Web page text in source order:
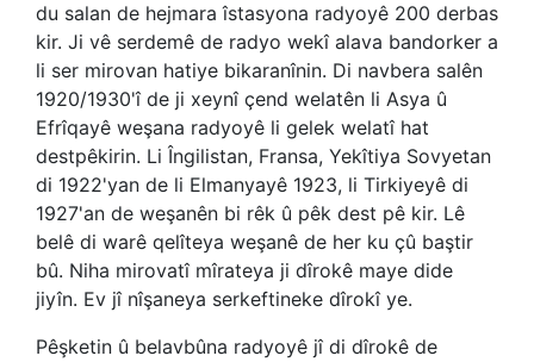
du salan de hejmara îstasyona radyoyê 200 derbas
kir. Ji vê serdemê de radyo wekî alava bandorker a
li ser mirovan hatiye bikaranînin. Di navbera salên
1920/1930'î de ji xeynî çend welatên li Asya û
Efrîqayê weşana radyoyê li gelek welatî hat
destpêkirin. Li Îngilistan, Fransa, Yekîtiya Sovyetan
di 1922'yan de li Elmanyayê 1923, li Tirkiyeyê di
1927'an de weşanên bi rêk û pêk dest pê kir. Lê
belê di warê qelîteya weşanê de her ku çû baştir
bû. Niha mirovatî mîrateya ji dîrokê maye dide
jiyîn. Ev jî nîşaneya serkeftineke dîrokî ye.
Pêşketin û belavbûna radyoyê jî di dîrokê de